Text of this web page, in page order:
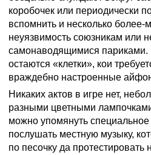
коробочек или периодически
вспомнить и несколько
неуязвимость союзникам или
самонаводящимися париками.
остаются «клетки», кои
враждебно настроенные
Никаких актов в игре нет,
разными цветными
можно упомянуть
послушать местную музыку,
по песочку да